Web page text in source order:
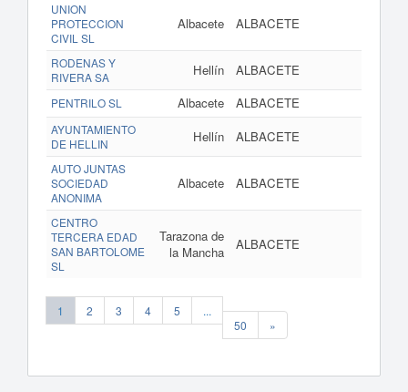
UNION
PROTECCION
CIVIL SL
Albacete ALBACETE
RODENAS Y
RIVERA SA
Hellín ALBACETE
PENTRILO SL Albacete ALBACETE
AYUNTAMIENTO
DE HELLIN
Hellín ALBACETE
AUTO JUNTAS
SOCIEDAD
ANONIMA
Albacete ALBACETE
CENTRO
TERCERA EDAD
SAN BARTOLOME
SL
Tarazona de
la Mancha
ALBACETE
1 2 3 4 5
...
50
»